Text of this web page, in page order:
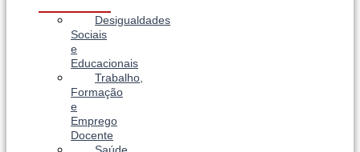
Desigualdades
Sociais
e
Educacionais
Trabalho,
Formação
e
Emprego
Docente